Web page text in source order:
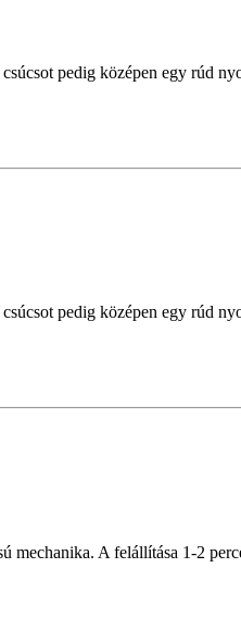
pedig középen egy rúd
pedig középen egy rúd
A felállítása 1-2